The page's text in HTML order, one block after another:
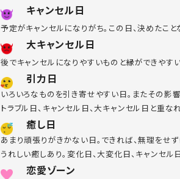
キャンセル日
予定がキャンセルになりがち。この日、決めたこ
大キャンセル日
後でキャンセルになりやすいものと縁ができやす
引力日
いろいろなものを引き寄せやすい日。またその影
トラブル日、キャンセル日、大キャンセル日と重な
癒し日
あまり頑張りがきかない日。できれば、無理をせ
うれしい癒しあり。変化日、大変化日、キャンセ
恋愛ゾーン